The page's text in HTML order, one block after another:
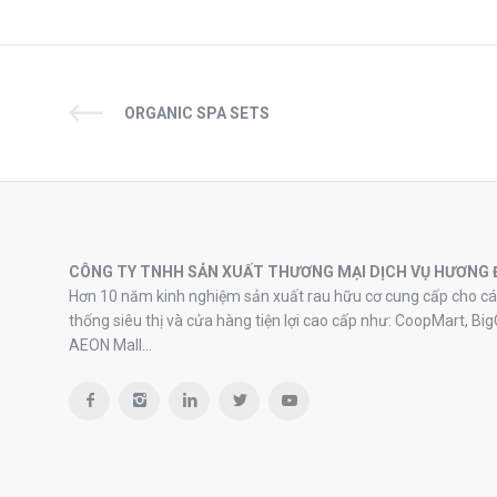
ORGANIC SPA SETS
CÔNG TY TNHH SẢN XUẤT THƯƠNG MẠI DỊCH VỤ HƯƠNG
Hơn 10 năm kinh nghiệm sản xuất rau hữu cơ cung cấp cho
thống siêu thị và cửa hàng tiện lợi cao cấp như: CoopMart,
AEON Mall…